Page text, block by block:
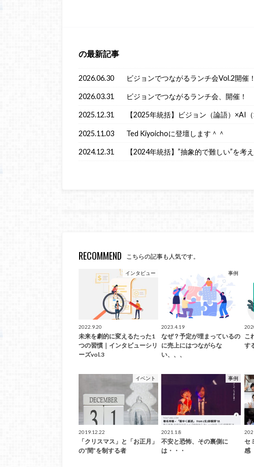
の最新記事
2026.06.30 ビジョンでつながるランチ会Vol.2開催！
2026.03.31 ビジョンでつながるランチ会、開催！
2025.12.31 【2025年統括】ビジョン（論語）×AI
2025.11.03 Ted Kiyoichoに登壇します＾＾
2024.12.31 【2024年統括】”抽象的で難しい”を考
RECOMMEND こちらの記事も人気です。
インタビュー
2022.9.20
未来を劇的に変えるたった1
つの習慣｜インタビューシリ
ーズvol.3
事例
2023.4.19
なぜ？予定が埋まっているの
に売上にはつながらな
い、、、
こ
す
イベント
2019.12.22
「クリスマス」と「お正月」
の“間”を制する者
事例
2021.1.8
不安と恐怖、その裏側に
は・・・
セ
感